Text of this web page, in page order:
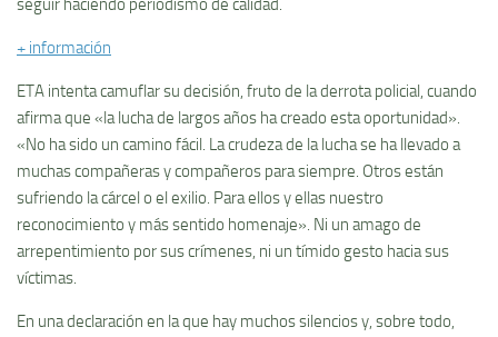
seguir haciendo periodismo de calidad.
+ información
ETA intenta camuflar su decisión, fruto de la derrota policial, cuando
afirma que «la lucha de largos años ha creado esta oportunidad».
«No ha sido un camino fácil. La crudeza de la lucha se ha llevado a
muchas compañeras y compañeros para siempre. Otros están
sufriendo la cárcel o el exilio. Para ellos y ellas nuestro
reconocimiento y más sentido homenaje». Ni un amago de
arrepentimiento por sus crímenes, ni un tímido gesto hacia sus
víctimas.
En una declaración en la que hay muchos silencios y, sobre todo,